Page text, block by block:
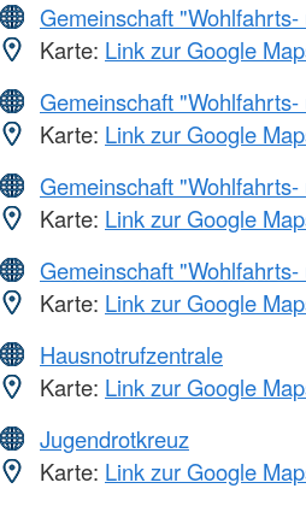
Gemeinschaft
Karte: Link zur Google
Gemeinschaft
Karte: Link zur Google
Gemeinschaft
Karte: Link zur Google
Gemeinschaft
Karte: Link zur Google
Hausnotrufzentrale
Karte: Link zur Google
Jugendrotkreuz
Karte: Link zur Google